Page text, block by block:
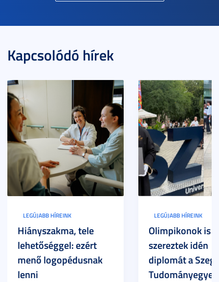
Kapcsolódó hírek
LEGÚJABB HÍREINK
Hiányszakma, tele
lehetőséggel: ezért
menő logopédusnak
lenni
LEGÚJABB HÍREINK
Olimpikonok is
szereztek idén
diplomát a